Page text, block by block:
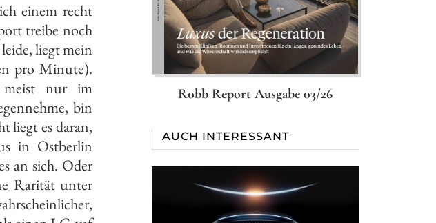
Robb Report Ausgabe 03/26
AUCH INTERESSANT
einem recht
treibe noch
liegt mein
pro Minute).
meist nur im
bin
liegt es daran,
in Ostberlin
an sich. Oder
Rarität unter